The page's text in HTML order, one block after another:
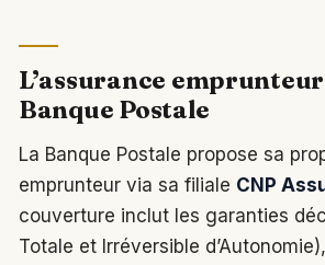
L’assurance
Banque Postale
La Banque Postale propose sa
emprunteur via sa filiale CNP
couverture inclut les garanties
Totale et Irréversible